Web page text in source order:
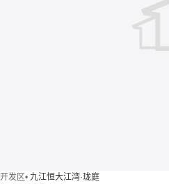
开发区• 九江恒大江湾·珑庭